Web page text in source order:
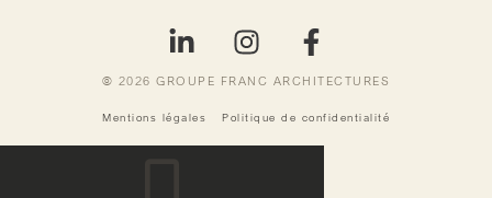
© 2026GROUPE FRANC ARCHITECTURES
Mentions légales Politique de confidentialité